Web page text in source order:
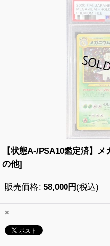
【状態A-/PSA10鑑定済】
の他]
販売価格: 58,000円 (税込)
×